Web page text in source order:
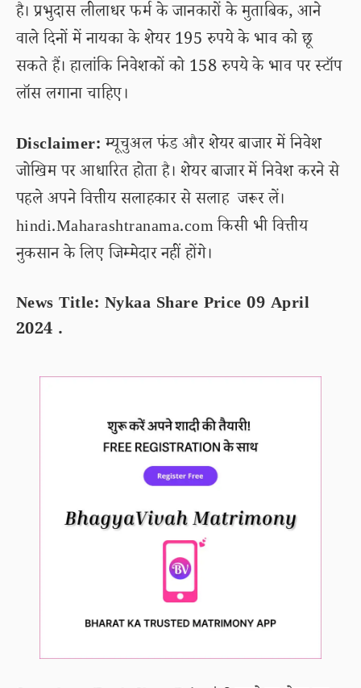
है। प्रभुदास लीलाधर फर्म के जानकारों के मुताबिक, आने
वाले दिनों में नायका के शेयर 195 रुपये के भाव को छू
सकते हैं। हालांकि निवेशकों को 158 रुपये के भाव पर स्टॉप
लॉस लगाना चाहिए।
Disclaimer:म्यूचुअल फंड और शेयर बाजार में निवेश
जोखिम पर आधारित होता है। शेयर बाजार में निवेश करने से
पहले अपने वित्तीय सलाहकार से सलाह जरूर लें।
hindi.Maharashtranama.com किसी भी वित्तीय
नुकसान के लिए जिम्मेदार नहीं होंगे।
News Title: Nykaa Share Price 09 April
2024 .